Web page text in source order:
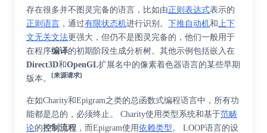
存在很多并不图灵完备的语言，比如由正则表达式表示的
正则语言 ，通过有限状态机进行识别。 下推自动机和 上下
文无关文法更强大，但仍不是图灵完备的，他们一般用于
在程序编译的初期阶段生成分析树。其他示例包括嵌入在
Direct3D和OpenGL扩展名中的像素着色器语言的某些早期
版本。
[来源请求]
在如Charity和Epigram之类的总函数式编程语言中，所有功
能都是总的，必须终止。 Charity使用类型系统和基于范畴
论的控制流程 ，而Epigram使用依赖类型 。 LOOP语言的设